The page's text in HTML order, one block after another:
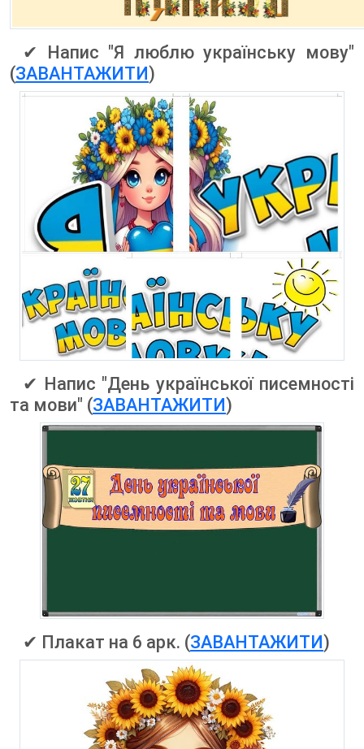
✔ Напис "Я люблю українську мову"
(ЗАВАНТАЖИТИ)
✔ Напис "День української писемності
та мови" (ЗАВАНТАЖИТИ)
✔ Плакат на 6 арк. (ЗАВАНТАЖИТИ)